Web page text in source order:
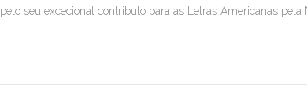
seu excecional contributo para as Letras Americanas pela